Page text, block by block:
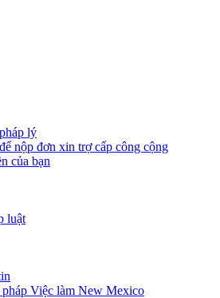
lý
nộp đơn xin trợ cấp công cộng
của bạn
luật
Việc làm New Mexico